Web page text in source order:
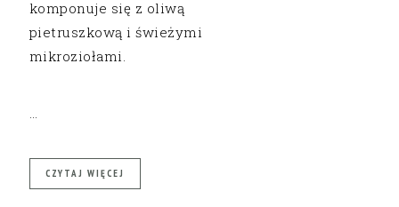
komponuje się z oliwą
pietruszkową i świeżymi
mikroziołami.
CZYTAJ WIĘCEJ